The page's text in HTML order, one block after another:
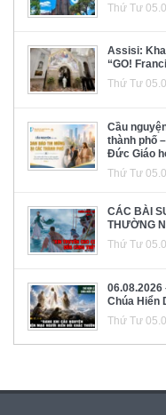
Thứ Tư
Assisi:
“GO!
Thứ Tư
Cầu
thành phố
Đức Giáo
Thứ Tư
CÁC BÀI
THƯỜNG
Thứ Tư
06.08.2026
Chúa Hiển
Thứ Tư